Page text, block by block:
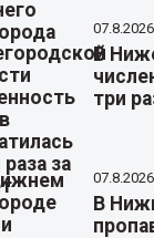
В
три
В